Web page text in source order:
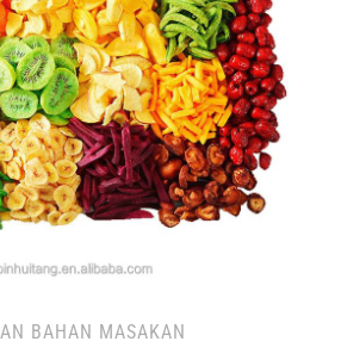
BAHAN MASAKAN